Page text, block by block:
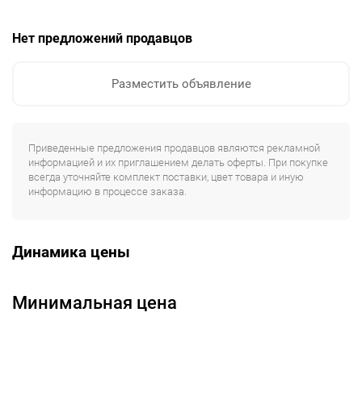
Нет предложений продавцов
Разместить объявление
Приведенные предложения продавцов являются рекламной
информацией и их приглашением делать оферты. При покупке
всегда уточняйте комплект поставки, цвет товара и иную
информацию в процессе заказа.
Динамика цены
Минимальная цена